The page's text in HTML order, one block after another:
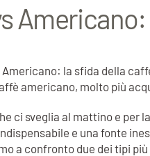
Americano: la sfida della
americano, molto più
ci sveglia al mattino e
e una fonte
a confronto due dei tipi